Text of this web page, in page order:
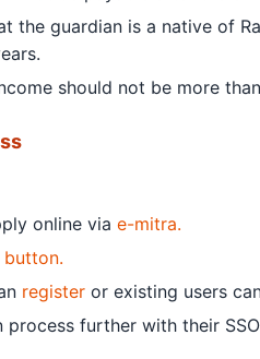
the guardian is a native of
should not be more
online viae-mitra.
button.
register or existing users
process further with their